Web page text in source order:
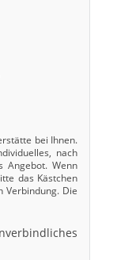
bei Ihnen.
nach
Angebot. Wenn
das Kästchen
Verbindung. Die